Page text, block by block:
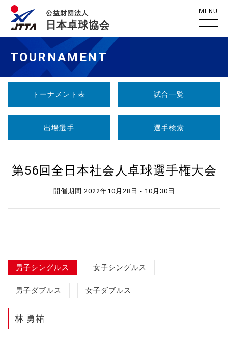
公益財団法人
日本卓球協会
MENU
TOURNAMENT
トーナメント表 試合一覧
出場選手 選手検索
第56回全日本社会人卓球選手権大会
開催期間 2022年10月28日 - 10月30日
男子シングルス 女子シングルス
男子ダブルス 女子ダブルス
林 勇祐